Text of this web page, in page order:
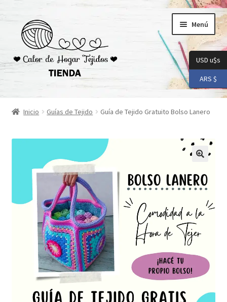
navegación
contenido
Menú
Inicio
Conoceme
Preguntas Frecuentes
Inicio Guías de Tejido Guía de Tejido Gratuito Bolso Lanero
USD u$s
ARS $